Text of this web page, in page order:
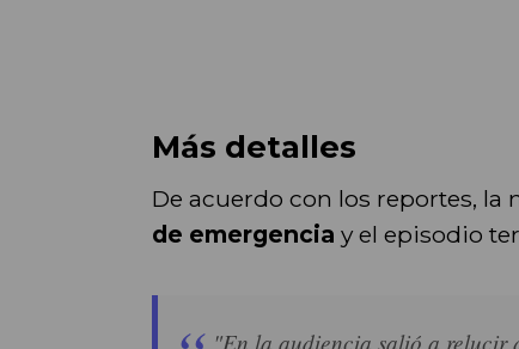
Más detalles
De acuerdo con los reportes, la
de emergencia y el episodio
"En la audiencia salió a relucir